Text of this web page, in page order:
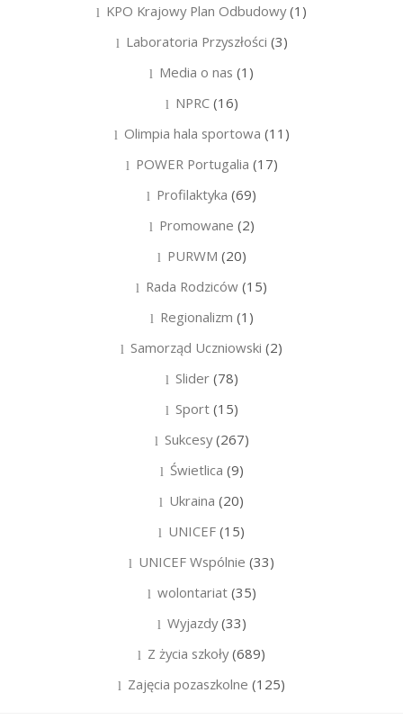
KPO Krajowy Plan Odbudowy(1)
Laboratoria Przyszłości (3)
Media o nas (1)
NPRC(16)
Olimpia hala sportowa (11)
POWER Portugalia (17)
Profilaktyka (69)
Promowane (2)
PURWM (20)
Rada Rodziców (15)
Regionalizm (1)
Samorząd Uczniowski (2)
Slider(78)
Sport(15)
Sukcesy(267)
Świetlica (9)
Ukraina (20)
UNICEF (15)
UNICEF Wspólnie (33)
wolontariat(35)
Wyjazdy(33)
Z życia szkoły(689)
Zajęcia pozaszkolne (125)